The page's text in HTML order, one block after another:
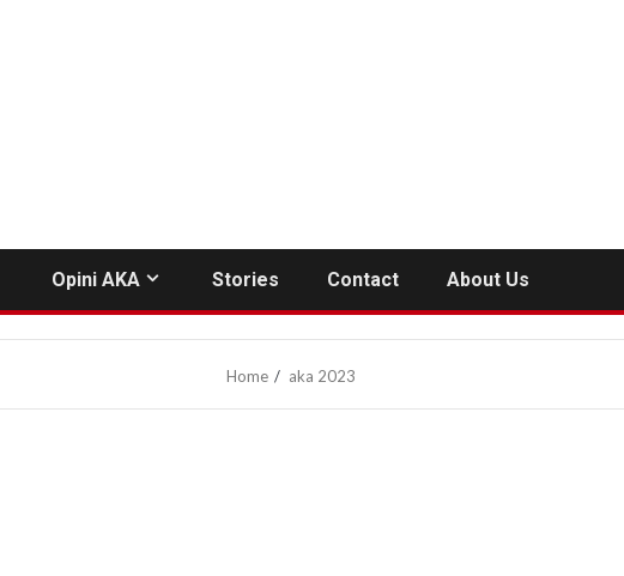
Opini AKA Stories Contact About Us
Home aka 2023